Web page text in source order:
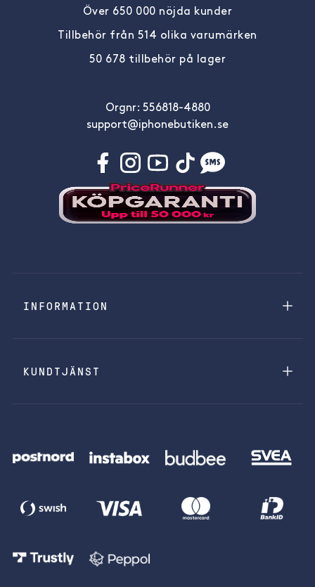
Över 650 000 nöjda kunder
Tillbehör från 514 olika varumärken
50 678 tillbehör på lager
Orgnr: 556818-4880
support@iphonebutiken.se
INFORMATION
KUNDTJÄNST